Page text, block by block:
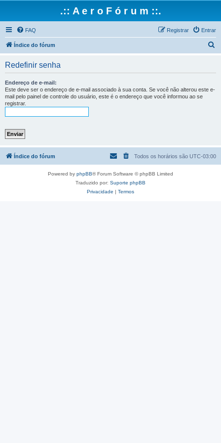
.:: A e r o F ó r u m ::.
FAQ Entrar
Registrar
Índice do fórum
Redefinir senha
Endereço de e-mail:
Este deve ser o endereço de e-mail associado à sua conta. Se você não alterou este e-
mail pelo painel de controle do usuário, este é o endereço que você informou ao se
registrar.
Índice do fórum Todos os horários são UTC-03:00
Powered by phpBB® Forum Software © phpBB Limited
Traduzido por: Suporte phpBB
Privacidade | Termos